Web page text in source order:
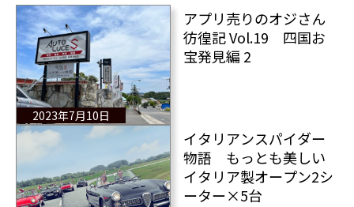
2023年7月10日
アプリ売りのオジさん
彷徨記 Vol.19 四国お
宝発見編 2
イタリアンスパイダー
物語 もっとも美しい
イタリア製オープン2シ
ーター×5台